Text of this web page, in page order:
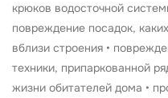
крюков водосточной
повреждение посадок,
вблизи строения •
техники, припаркованной
жизни обитателей дома •